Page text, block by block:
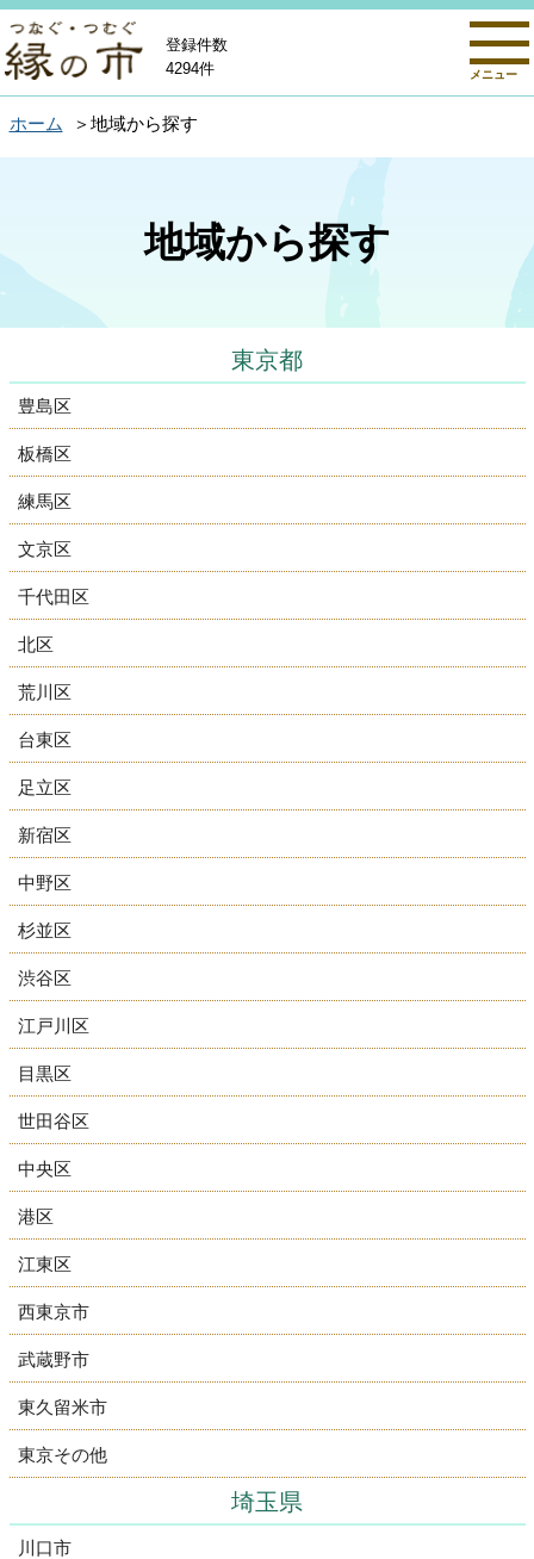
メニュー
登録件数
4294件
ホーム 地域から探す
地域から探す
東京都
豊島区
板橋区
練馬区
文京区
千代田区
北区
荒川区
台東区
足立区
新宿区
中野区
杉並区
渋谷区
江戸川区
目黒区
世田谷区
中央区
港区
江東区
西東京市
武蔵野市
東久留米市
東京その他
埼玉県
川口市